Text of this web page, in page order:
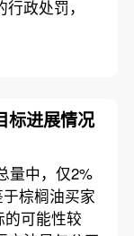
政处罚，
标进展情况
量中，仅2%
棕榈油买家
的可能性较